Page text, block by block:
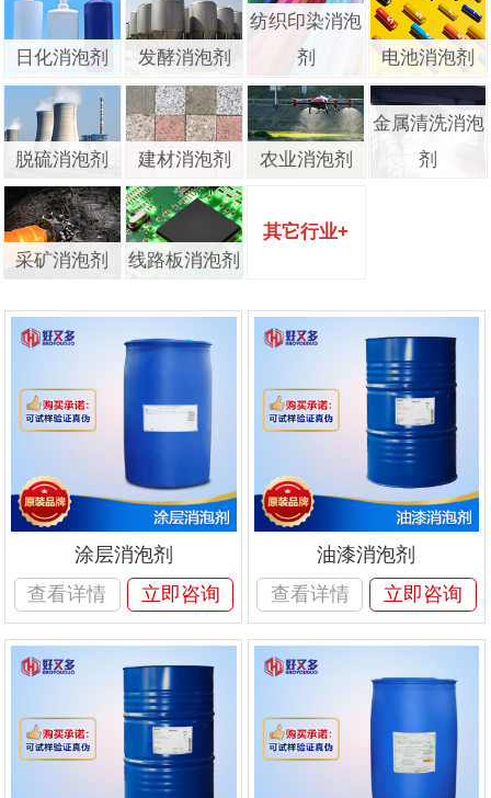
日化消泡剂 发酵消泡剂
纺织印染消泡
剂
电池消泡剂
脱硫消泡剂 建材消泡剂 农业消泡剂
金属清洗消泡
剂
采矿消泡剂 线路板消泡剂
其它行业+
涂层消泡剂
查看详情
立即咨询
油漆消泡剂
查看详情
立即咨询